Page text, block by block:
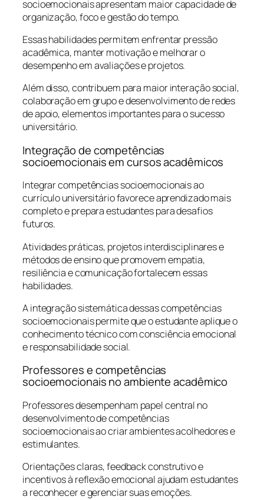
socioemocionais apresentam maior capacidade de
organização, foco e gestão do tempo.
Essas habilidades permitem enfrentar pressão
acadêmica, manter motivação e melhorar o
desempenho em avaliações e projetos.
Além disso, contribuem para maior interação social,
colaboração em grupo e desenvolvimento de redes
de apoio, elementos importantes para o sucesso
universitário.
Integração de competências
socioemocionais em cursos acadêmicos
Integrar competências socioemocionais ao
currículo universitário favorece aprendizado mais
completo e prepara estudantes para desafios
futuros.
Atividades práticas, projetos interdisciplinares e
métodos de ensino que promovem empatia,
resiliência e comunicação fortalecem essas
habilidades.
A integração sistemática dessas competências
socioemocionais permite que o estudante aplique o
conhecimento técnico com consciência emocional
e responsabilidade social.
Professores e competências
socioemocionais no ambiente acadêmico
Professores desempenham papel central no
desenvolvimento de competências
socioemocionais ao criar ambientes acolhedores e
estimulantes.
Orientações claras, feedback construtivo e
incentivos à reflexão emocional ajudam estudantes
a reconhecer e gerenciar suas emoções.